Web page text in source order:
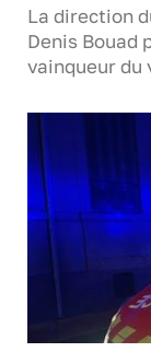
La direction
Denis Bouad
vainqueur